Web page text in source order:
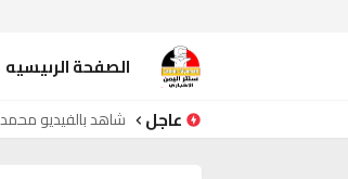
الصفحة الرىيسيه
عاجل
شاهد بالفيديو